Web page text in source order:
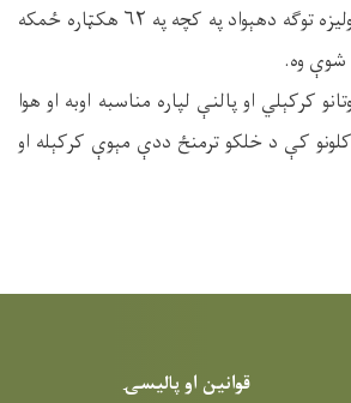
۱۳۹۹یم کال کې په ټولیزه توګه دهېواد په کچه په ۶۲ هکټاره ځمکه
وه.
کرکېلي او پالنې لپاره مناسبه اوبه او هوا
کې د خلکو ترمنځ ددې مېوې کرکېله او
قوانین او پالیسۍ